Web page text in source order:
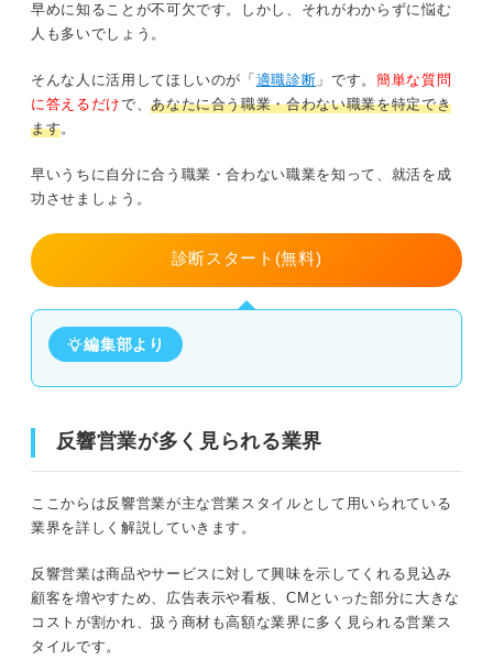
早めに知ることが不可欠です。しかし、それがわからずに悩む
人も多いでしょう。
そんな人に活用してほしいのが「 適職診断 」です。 簡単な質問
に答えるだけで、あなたに合う職業・合わない職業を特定でき
ます。
早いうちに自分に合う職業・合わない職業を知って、就活を成
功させましょう。
診断スタート(無料)
編集部より
反響営業が多く見られる業界
ここからは反響営業が主な営業スタイルとして用いられている
業界を詳しく解説していきます。
反響営業は商品やサービスに対して興味を示してくれる見込み
顧客を増やすため、広告表示や看板、CMといった部分に大きな
コストが割かれ、扱う商材も高額な業界に多く見られる営業ス
タイルです。